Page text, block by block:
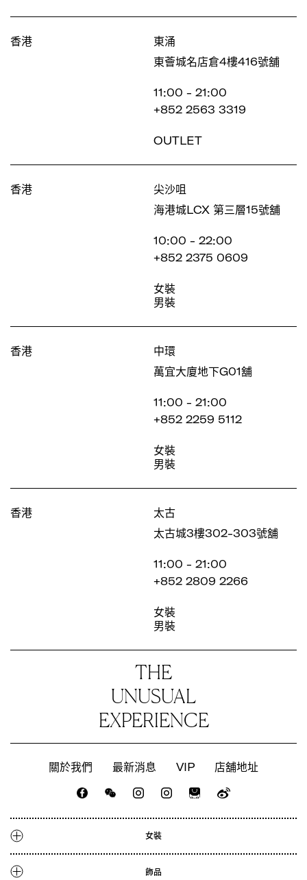
CATALOGUE
店舖地址
人才招聘
香港
東涌
東薈城名店倉4樓416號舖
11:00 - 21:00
+852 2563 3319
OUTLET
香港
尖沙咀
海港城LCX 第三層15號舖
10:00 - 22:00
+852 2375 0609
女裝
男裝
香港
中環
萬宜大廈地下G01舖
11:00 - 21:00
+852 2259 5112
女裝
男裝
香港
太古
太古城3樓302-303號舖
11:00 - 21:00
+852 2809 2266
女裝
男裝
THE
UNUSUAL
EXPERIENCE
關於我們 最新消息 VIP 店舖地址
女裝
CATALOGUE
LOOKBOOK
飾品